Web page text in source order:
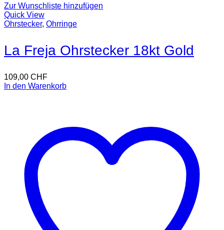
Zur Wunschliste hinzufügen
Quick View
Ohrstecker, Ohrringe
La Freja Ohrstecker 18kt Gold
109,00 CHF
In den Warenkorb